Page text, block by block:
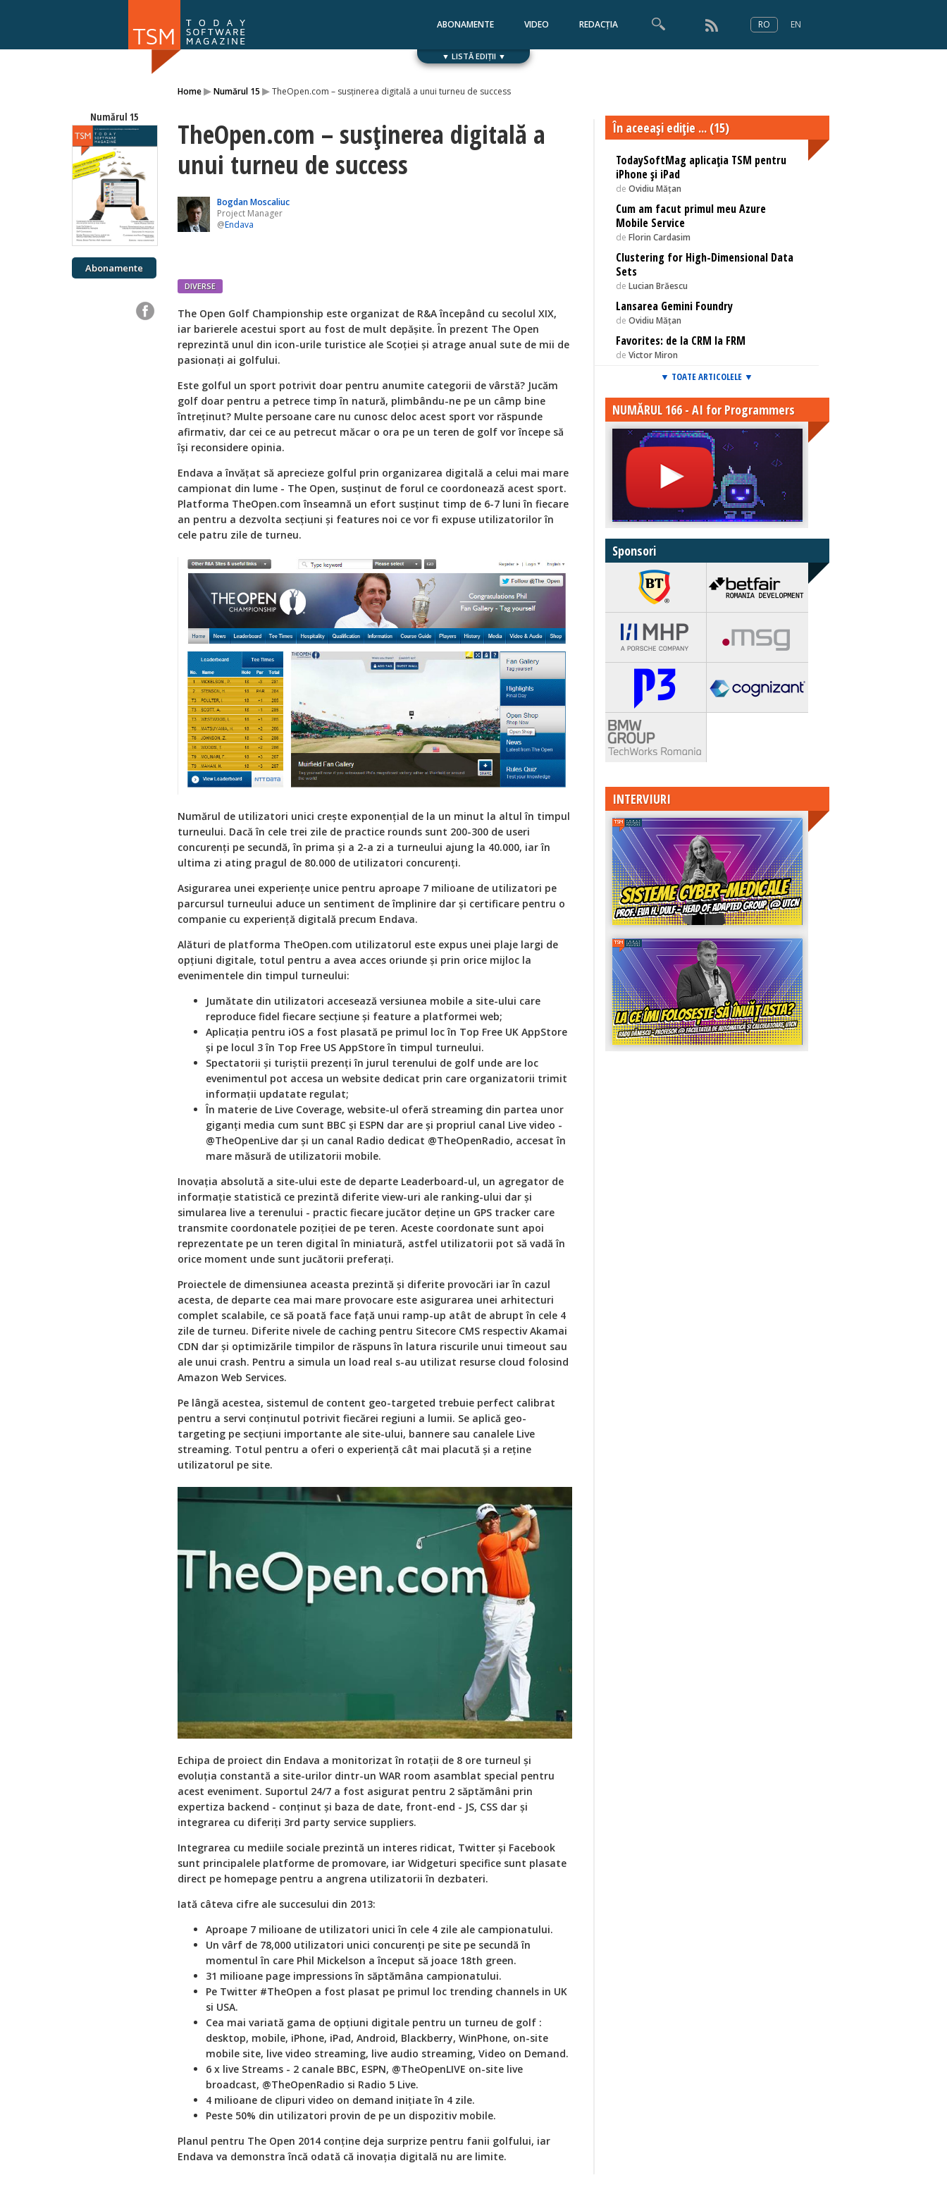
ABONAMENTE VIDEO REDACȚIA RO EN
▼ LISTĂ EDIȚII ▼
Home▸Numărul 15 ▸TheOpen.com – susţinerea digitală a unui turneu de success
Numărul 15
Abonamente
TheOpen.com – susţinerea digitală a
unui turneu de success
Bogdan Moscaliuc
Project Manager
@Endava
DIVERSE
The Open Golf Championship este organizat de R&A începând cu secolul XIX,
iar barierele acestui sport au fost de mult depăşite. În prezent The Open
reprezintă unul din icon-urile turistice ale Scoţiei şi atrage anual sute de mii de
pasionaţi ai golfului.
Este golful un sport potrivit doar pentru anumite categorii de vârstă? Jucăm
golf doar pentru a petrece timp în natură, plimbându-ne pe un câmp bine
întreţinut? Multe persoane care nu cunosc deloc acest sport vor răspunde
afirmativ, dar cei ce au petrecut măcar o ora pe un teren de golf vor începe să
își reconsidere opinia.
Endava a învăţat să aprecieze golful prin organizarea digitală a celui mai mare
campionat din lume - The Open, susţinut de forul ce coordonează acest sport.
Platforma TheOpen.com înseamnă un efort susţinut timp de 6-7 luni în fiecare
an pentru a dezvolta secţiuni şi features noi ce vor fi expuse utilizatorilor în
cele patru zile de turneu.
Numărul de utilizatori unici creşte exponenţial de la un minut la altul în timpul
turneului. Dacă în cele trei zile de practice rounds sunt 200-300 de useri
concurenţi pe secundă, în prima şi a 2-a zi a turneului ajung la 40.000, iar în
ultima zi ating pragul de 80.000 de utilizatori concurenţi.
Asigurarea unei experienţe unice pentru aproape 7 milioane de utilizatori pe
parcursul turneului aduce un sentiment de împlinire dar şi certificare pentru o
companie cu experienţă digitală precum Endava.
Alături de platforma TheOpen.com utilizatorul este expus unei plaje largi de
opţiuni digitale, totul pentru a avea acces oriunde şi prin orice mijloc la
evenimentele din timpul turneului:
Jumătate din utilizatori accesează versiunea mobile a site-ului care
reproduce fidel fiecare secţiune şi feature a platformei web;
Aplicaţia pentru iOS a fost plasată pe primul loc în Top Free UK AppStore
şi pe locul 3 în Top Free US AppStore în timpul turneului.
Spectatorii şi turiştii prezenţi în jurul terenului de golf unde are loc
evenimentul pot accesa un website dedicat prin care organizatorii trimit
informaţii updatate regulat;
În materie de Live Coverage, website-ul oferă streaming din partea unor
giganţi media cum sunt BBC şi ESPN dar are şi propriul canal Live video -
@TheOpenLive dar şi un canal Radio dedicat @TheOpenRadio, accesat în
mare măsură de utilizatorii mobile.
Inovaţia absolută a site-ului este de departe Leaderboard-ul, un agregator de
informaţie statistică ce prezintă diferite view-uri ale ranking-ului dar şi
simularea live a terenului - practic fiecare jucător deţine un GPS tracker care
transmite coordonatele poziţiei de pe teren. Aceste coordonate sunt apoi
reprezentate pe un teren digital în miniatură, astfel utilizatorii pot să vadă în
orice moment unde sunt jucătorii preferaţi.
Proiectele de dimensiunea aceasta prezintă şi diferite provocări iar în cazul
acesta, de departe cea mai mare provocare este asigurarea unei arhitecturi
complet scalabile, ce să poată face faţă unui ramp-up atât de abrupt în cele 4
zile de turneu. Diferite nivele de caching pentru Sitecore CMS respectiv Akamai
CDN dar şi optimizările timpilor de răspuns în latura riscurile unui timeout sau
ale unui crash. Pentru a simula un load real s-au utilizat resurse cloud folosind
Amazon Web Services.
Pe lângă acestea, sistemul de content geo-targeted trebuie perfect calibrat
pentru a servi conținutul potrivit fiecărei regiuni a lumii. Se aplică geo-
targeting pe secţiuni importante ale site-ului, bannere sau canalele Live
streaming. Totul pentru a oferi o experienţă cât mai placută şi a reţine
utilizatorul pe site.
Echipa de proiect din Endava a monitorizat în rotaţii de 8 ore turneul şi
evoluţia constantă a site-urilor dintr-un WAR room asamblat special pentru
acest eveniment. Suportul 24/7 a fost asigurat pentru 2 săptămâni prin
expertiza backend - conținut şi baza de date, front-end - JS, CSS dar şi
integrarea cu diferiţi 3rd party service suppliers.
Integrarea cu mediile sociale prezintă un interes ridicat, Twitter şi Facebook
sunt principalele platforme de promovare, iar Widgeturi specifice sunt plasate
direct pe homepage pentru a angrena utilizatorii în dezbateri.
Iată câteva cifre ale succesului din 2013:
Aproape 7 milioane de utilizatori unici în cele 4 zile ale campionatului.
Un vârf de 78,000 utilizatori unici concurenţi pe site pe secundă în
momentul în care Phil Mickelson a început să joace 18th green.
31 milioane page impressions în săptămâna campionatului.
Pe Twitter #TheOpen a fost plasat pe primul loc trending channels in UK
si USA.
Cea mai variată gama de opţiuni digitale pentru un turneu de golf :
desktop, mobile, iPhone, iPad, Android, Blackberry, WinPhone, on-site
mobile site, live video streaming, live audio streaming, Video on Demand.
6 x live Streams - 2 canale BBC, ESPN, @TheOpenLIVE on-site live
broadcast, @TheOpenRadio si Radio 5 Live.
4 milioane de clipuri video on demand iniţiate în 4 zile.
Peste 50% din utilizatori provin de pe un dispozitiv mobile.
Planul pentru The Open 2014 conţine deja surprize pentru fanii golfului, iar
Endava va demonstra încă odată că inovaţia digitală nu are limite.
În aceeaşi ediţie ... (15)
TodaySoftMag aplicația TSM pentru
iPhone și iPad
de Ovidiu Mățan
Cum am facut primul meu Azure
Mobile Service
de Florin Cardasim
Clustering for High-Dimensional Data
Sets
de Lucian Brăescu
Lansarea Gemini Foundry
de Ovidiu Mățan
Favorites: de la CRM la FRM
de Victor Miron
▼ TOATE ARTICOLELE ▼
NUMĂRUL 166 - AI for Programmers
Sponsori
INTERVIURI